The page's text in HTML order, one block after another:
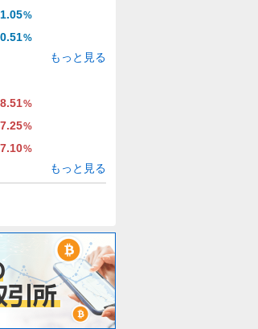
%
%
もっと見る
%
%
%
もっと見る